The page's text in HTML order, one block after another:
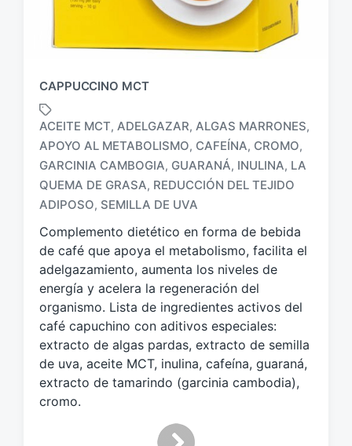
CAPPUCCINO MCT
E
t
u
e
t
d
o
c
o
n
ACEITE MCT, ADELGAZAR, ALGAS MARRONES,
APOYO AL METABOLISMO, CAFEÍNA, CROMO,
GARCINIA CAMBOGIA, GUARANÁ, INULINA, LA
QUEMA DE GRASA, REDUCCIÓN DEL TEJIDO
ADIPOSO, SEMILLA DE UVA
Complemento dietético en forma de bebida
de café que apoya el metabolismo, facilita el
adelgazamiento, aumenta los niveles de
energía y acelera la regeneración del
organismo. Lista de ingredientes activos del
café capuchino con aditivos especiales:
extracto de algas pardas, extracto de semilla
de uva, aceite MCT, inulina, cafeína, guaraná,
extracto de tamarindo (garcinia cambodia),
cromo.